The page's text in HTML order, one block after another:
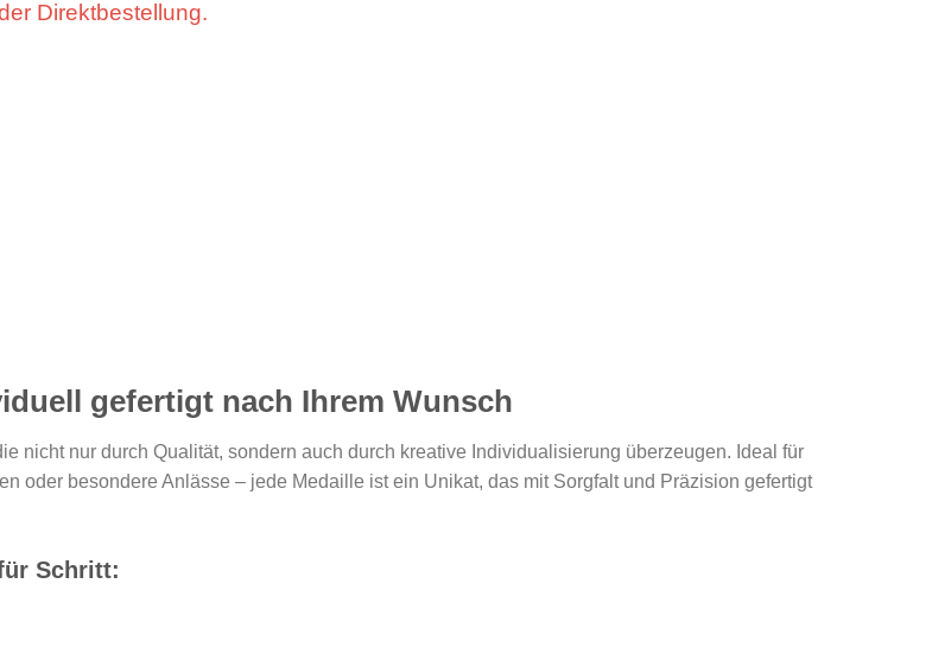
Direktbestellung.
gefertigt nach Ihrem Wunsch
nicht nur durch Qualität, sondern auch durch kreative Individualisierung überzeugen. Ideal für
oder besondere Anlässe – jede Medaille ist ein Unikat, das mit Sorgfalt und Präzision gefertigt
Schritt: